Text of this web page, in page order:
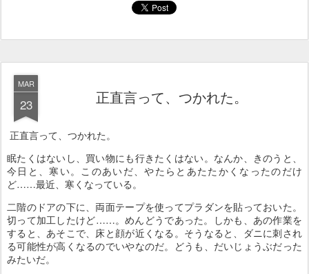
MAR
23 正直言って、つかれた。
正直言って、つかれた。
眠たくはないし、買い物にも行きたくはない。なんか、きのうと、
今日と、寒い。このあいだ、やたらとあたたかくなったのだけ
ど……最近、寒くなっている。
二階のドアの下に、両面テープを使ってプラダンを貼っておいた。
切って加工したけど……。めんどうであった。しかも、あの作業を
すると、あそこで、床と顔が近くなる。そうなると、ダニに刺され
る可能性が高くなるのでいやなのだ。どうも、だいじょうぶだった
みたいだ。